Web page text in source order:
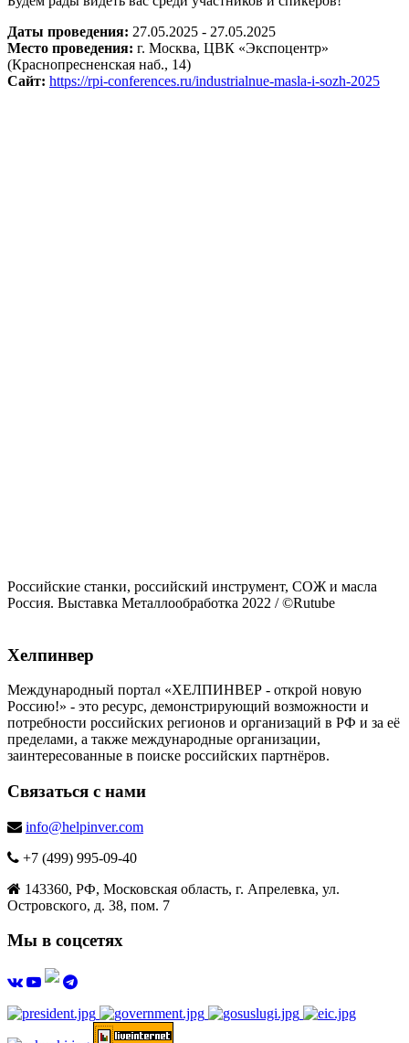
Даты проведения: 27.05.2025 - 27.05.2025
Место проведения: г. Москва, ЦВК «Экспоцентр»
(Краснопресненская наб., 14)
Сайт: https://rpi-conferences.ru/industrialnue-masla-i-sozh-2025
Российские станки, российский инструмент, СОЖ и масла
Россия. Выставка Металлообработка 2022 / ©Rutube
Хелпинвер
Международный портал «ХЕЛПИНВЕР - открой новую
Россию!» - это ресурс, демонстрирующий возможности и
потребности российских регионов и организаций в РФ и за её
пределами, а также международные организации,
заинтересованные в поиске российских партнёров.
Связаться с нами
info@helpinver.com
+7 (499) 995-09-40
143360, РФ, Московская область, г. Апрелевка, ул.
Островского, д. 38, пом. 7
Мы в соцсетях